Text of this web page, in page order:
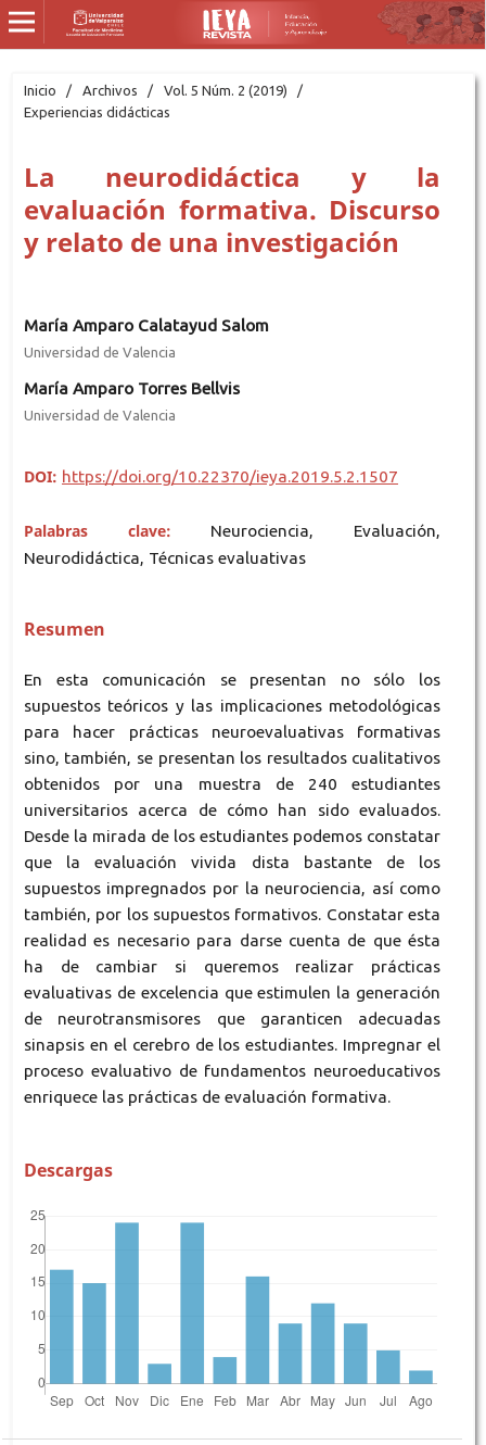
Inicio / Archivos / Vol. 5 Núm. 2 (2019)
/
Experiencias didácticas
La neurodidáctica y la
evaluación formativa. Discurso
y relato de una investigación
María Amparo Calatayud Salom
Universidad de Valencia
María Amparo Torres Bellvis
Universidad de Valencia
DOI: https://doi.org/10.22370/ieya.2019.5.2.1507
Palabras clave: Neurociencia, Evaluación,
Neurodidáctica, Técnicas evaluativas
Resumen
En esta comunicación se presentan no sólo los
supuestos teóricos y las implicaciones metodológicas
para hacer prácticas neuroevaluativas formativas
sino, también, se presentan los resultados cualitativos
obtenidos por una muestra de 240 estudiantes
universitarios acerca de cómo han sido evaluados.
Desde la mirada de los estudiantes podemos constatar
que la evaluación vivida dista bastante de los
supuestos impregnados por la neurociencia, así como
también, por los supuestos formativos. Constatar esta
realidad es necesario para darse cuenta de que ésta
ha de cambiar si queremos realizar prácticas
evaluativas de excelencia que estimulen la generación
de neurotransmisores que garanticen adecuadas
sinapsis en el cerebro de los estudiantes. Impregnar el
proceso evaluativo de fundamentos neuroeducativos
enriquece las prácticas de evaluación formativa.
Descargas